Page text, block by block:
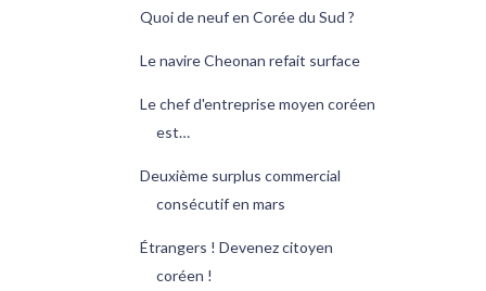
Quoi de neuf en Corée du Sud ?
Le navire Cheonan refait surface
Le chef d'entreprise moyen coréen
est…
Deuxième surplus commercial
consécutif en mars
Étrangers ! Devenez citoyen
coréen !